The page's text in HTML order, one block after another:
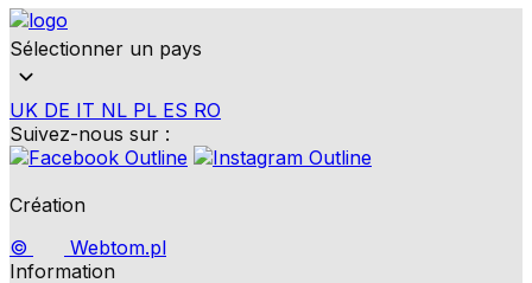
Sélectionner un pays
UK DE IT NL PL ES RO
Suivez-nous sur :
Création
©
Webtom.pl
Information